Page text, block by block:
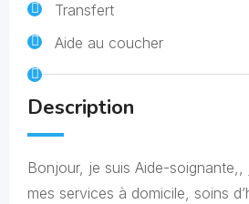
Transfert
Aide au coucher
Description
Bonjour, je suis Aide-
mes services à domicile, soins